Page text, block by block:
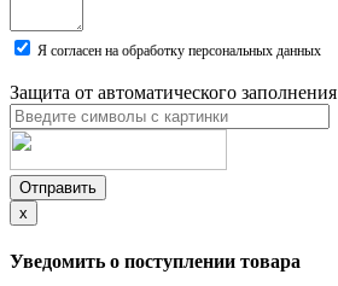
Я согласен на обработку персональных данных
Защита от автоматического заполнения
Отправить
x
Уведомить о поступлении товара